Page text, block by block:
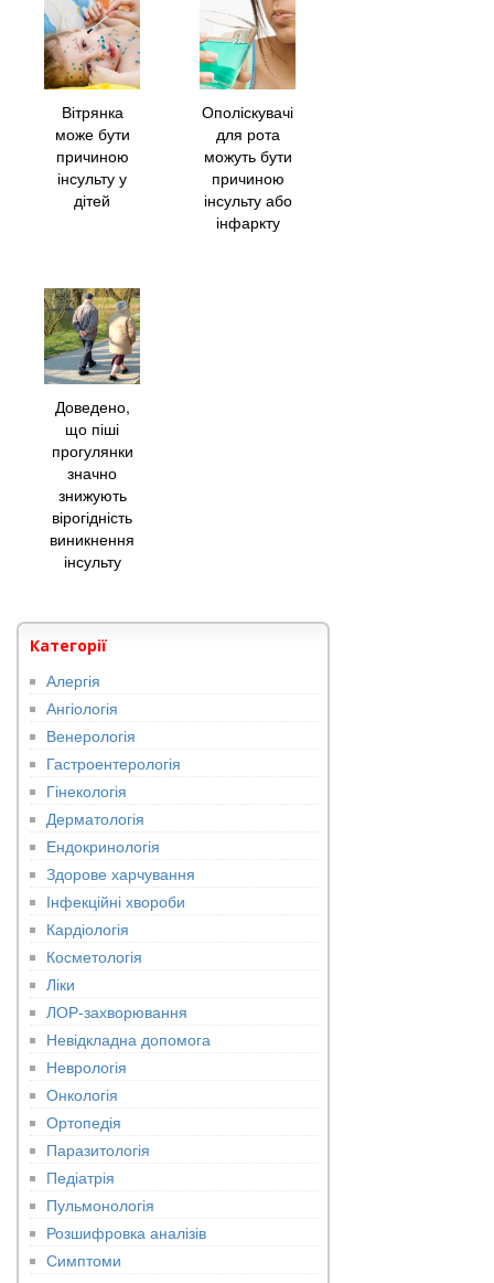
Вітрянка
може бути
причиною
інсульту у
дітей
Ополіскувачі
для рота
можуть бути
причиною
інсульту або
інфаркту
Доведено,
що піші
прогулянки
значно
знижують
вірогідність
виникнення
інсульту
Категорії
Алергія
Ангіологія
Венерологія
Гастроентерологія
Гінекологія
Дерматологія
Ендокринологія
Здорове харчування
Інфекційні хвороби
Кардіологія
Косметологія
Ліки
ЛОР-захворювання
Невідкладна допомога
Неврологія
Онкологія
Ортопедія
Паразитологія
Педіатрія
Пульмонологія
Розшифровка аналізів
Симптоми